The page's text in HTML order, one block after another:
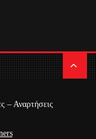
Αναρτήσεις